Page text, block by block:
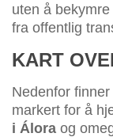
uten å
fra offentlig
KART
Nedenfor
markert for å
i Álora og